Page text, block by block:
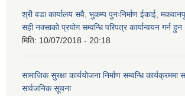
श्री वडा कार्यालय सवै, भुकम्प पुनःनिर्माण ईकाई,
सही नक्साको प्रयोग सम्वन्धि परिपत्र कार्यान्वयन गर्न हुन
मिति: 10/07/2018 - 20:18
सामाजिक सुरक्षा कार्ययोजना निर्माण सम्वन्धि कार्यक्रममा
सार्वजनिक सूचना